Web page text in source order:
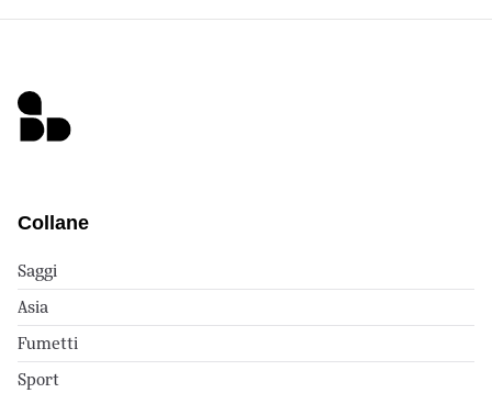
Collane
Saggi
Asia
Fumetti
Sport